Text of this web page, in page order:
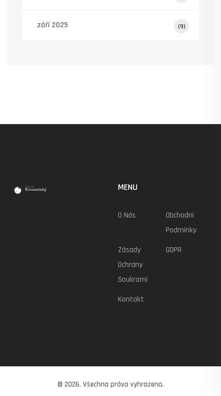
září 2025 (9)
MENU
O Nás
Obchodní
Podmínky
Zásady
Ochrany
Soukromí
GDPR
Kontakt
© 2026. Všechna práva vyhrazena.